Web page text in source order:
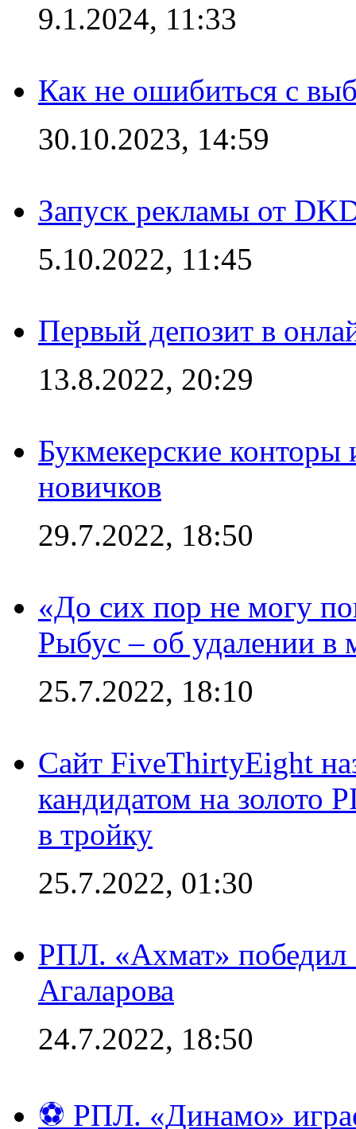
9.1.2024, 11:33
Как не ошибиться с
30.10.2023, 14:59
Запуск рекламы от
5.10.2022, 11:45
Первый депозит в
13.8.2022, 20:29
Букмекерские конторы
новичков
29.7.2022, 18:50
«До сих пор не могу
Рыбус – об удалении в
25.7.2022, 18:10
Сайт FiveThirtyEight
кандидатом на
в тройку
25.7.2022, 01:30
РПЛ. «Ахмат» победил
Агаларова
24.7.2022, 18:50
⚽ РПЛ. «Динамо»